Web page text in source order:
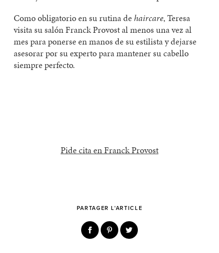
Comoobligatorioen su rutina de haircare, Teresa
visita su salón Franck Provost al menos una vez al
mes para ponerse en manos de su estilista y dejarse
asesorar por su experto para mantener su cabello
siempre perfecto.
Pide cita en Franck Provost
PARTAGER L'ARTICLE